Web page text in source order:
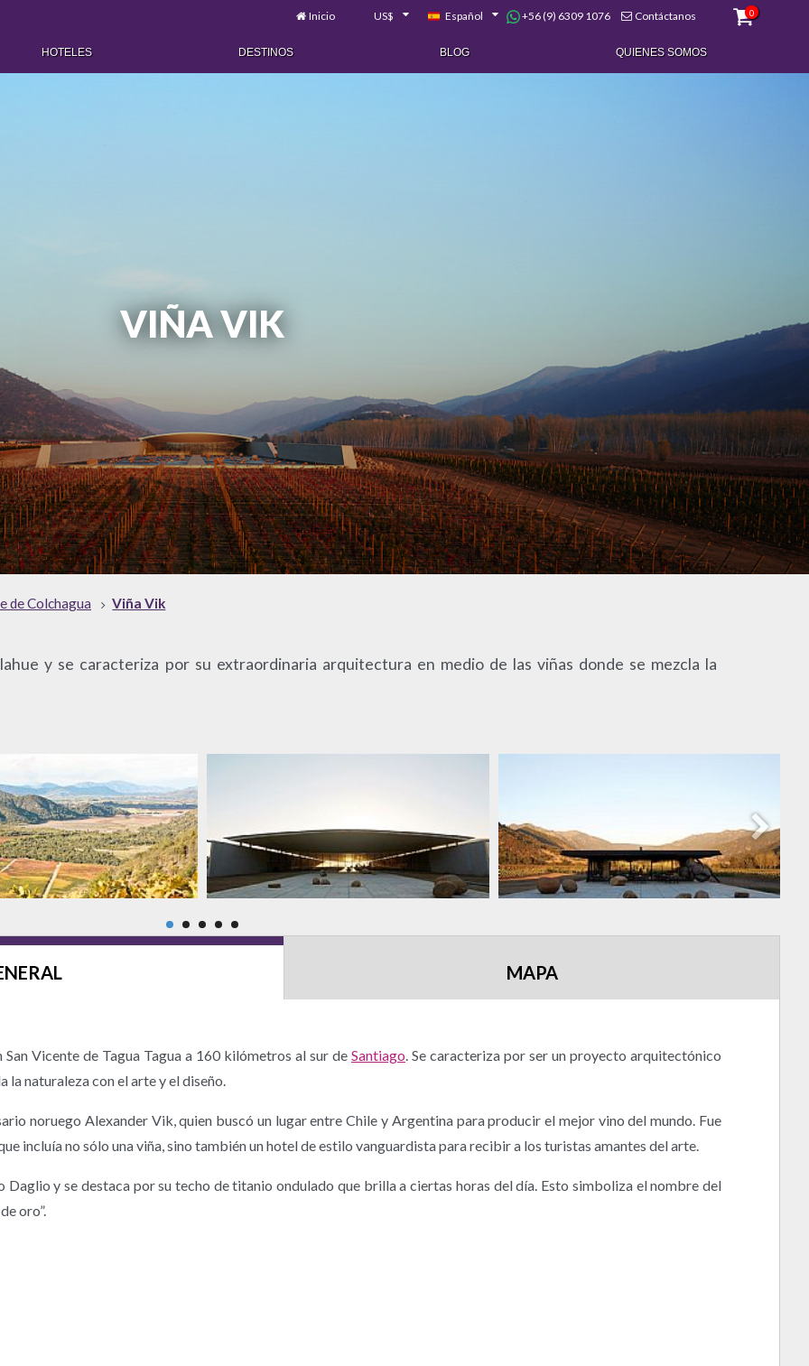
Inicio US$ Español +56 (9) 6309 1076 Contáctanos 0
HOTELES DESTINOS BLOG QUIENES SOMOS
VIÑA VIK
de Colchagua Viña Vik
y se caracteriza por su extraordinaria arquitectura en medio de las viñas donde se mezcla la
MAPA
Vicente de Tagua Tagua a 160 kilómetros al sur de Santiago . Se caracteriza por ser un proyecto arquitectónico
naturaleza con el arte y el diseño.
noruego Alexander Vik, quien buscó un lugar entre Chile y Argentina para producir el mejor vino del mundo. Fue
incluía no sólo una viña, sino también un hotel de estilo vanguardista para recibir a los turistas amantes del arte.
y se destaca por su techo de titanio ondulado que brilla a ciertas horas del día. Esto simboliza el nombre del
oro”.